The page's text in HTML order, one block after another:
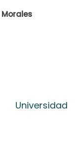
Morales